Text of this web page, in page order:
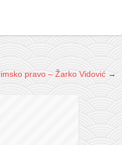
pravo – Žarko Vidović→